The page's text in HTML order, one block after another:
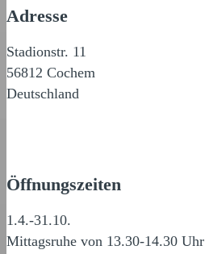
Adresse
Stadionstr. 11
56812 Cochem
Deutschland
Öffnungszeiten
1.4.-31.10.
Mittagsruhe von 13.30-14.30 Uhr